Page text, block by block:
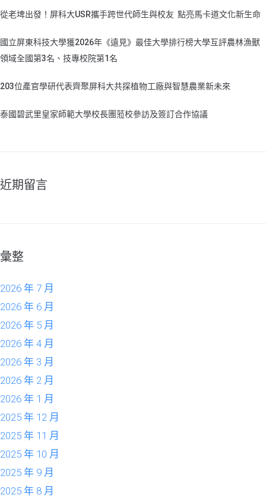
從老埤出發！屏科大USR攜手跨世代師生與校友 點亮馬卡道文化新生命
國立屏東科技大學獲2026年《遠見》最佳大學排行榜大學互評農林漁獸
領域全國第3名、技專校院第1名
203位產官學研代表齊聚屏科大共探植物工廠與智慧農業新未來
泰國碧武里皇家師範大學校長團蒞校參訪及簽訂合作協議
近期留言
彙整
2026 年 7 月
2026 年 6 月
2026 年 5 月
2026 年 4 月
2026 年 3 月
2026 年 2 月
2026 年 1 月
2025 年 12 月
2025 年 11 月
2025 年 10 月
2025 年 9 月
2025 年 8 月